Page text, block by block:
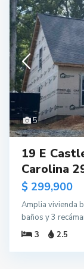
5
19 E
Carolina
$ 299,900
Amplia vivienda
baños y 3
3
2.5